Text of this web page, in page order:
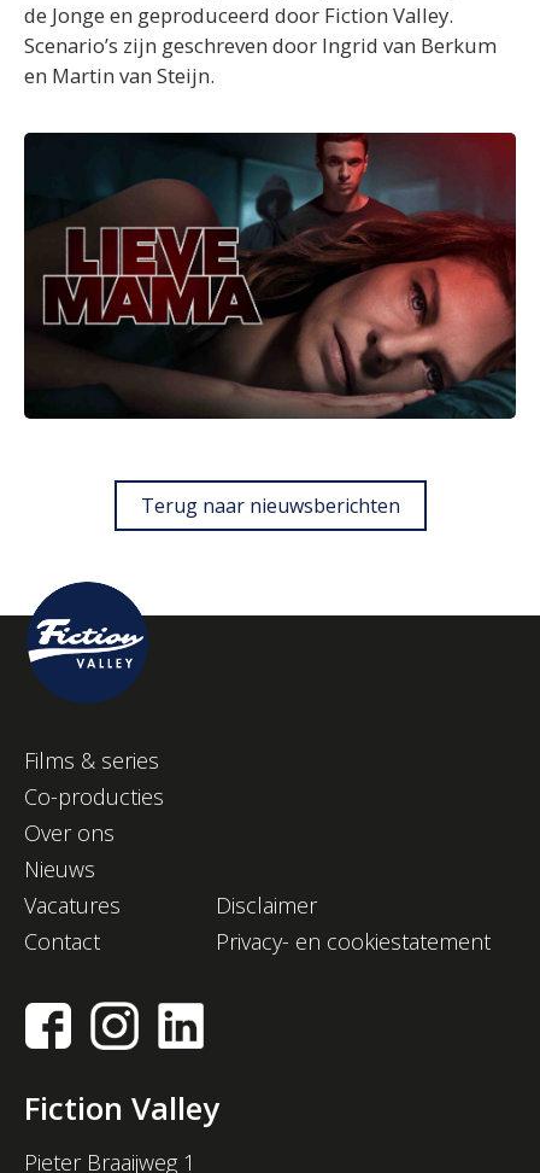
de Jonge en geproduceerd door Fiction Valley.
Scenario’s zijn geschreven door Ingrid van Berkum
en Martin van Steijn.
Terug naar nieuwsberichten
Films & series
Co-producties
Over ons
Nieuws
Vacatures
Contact
Disclaimer
Privacy- en cookiestatement
Fiction Valley
Pieter Braaijweg 1